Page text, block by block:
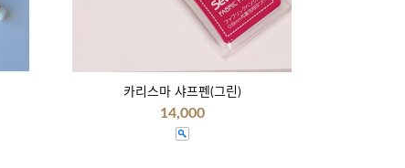
카리스마 샤프펜(그린)
14,000